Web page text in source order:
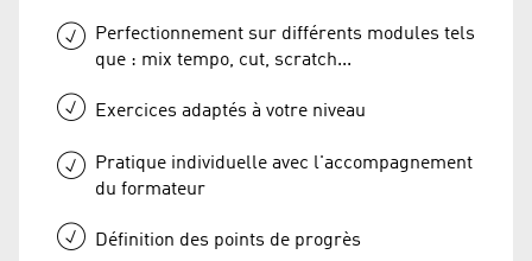
Perfectionnement sur différents modules tels
que : mix tempo, cut, scratch...
Exercices adaptés à votre niveau
Pratique individuelle avec l'accompagnement
du formateur
Définition des points de progrès